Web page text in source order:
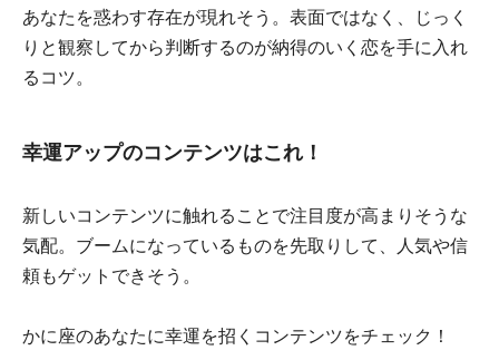
あなたを惑わす存在が現れそう。表面ではなく、じっく
りと観察してから判断するのが納得のいく恋を手に入れ
るコツ。
幸運アップのコンテンツはこれ！
新しいコンテンツに触れることで注目度が高まりそうな
気配。ブームになっているものを先取りして、人気や信
頼もゲットできそう。
かに座のあなたに幸運を招くコンテンツをチェック！